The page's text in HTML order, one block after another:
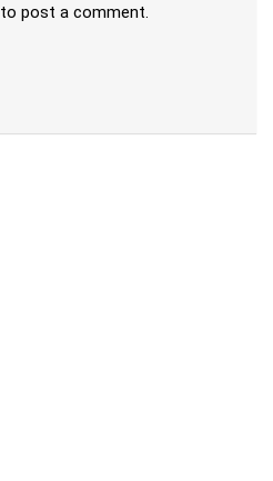
to post a comment.